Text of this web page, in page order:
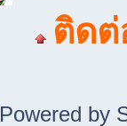
ติด
Powered by